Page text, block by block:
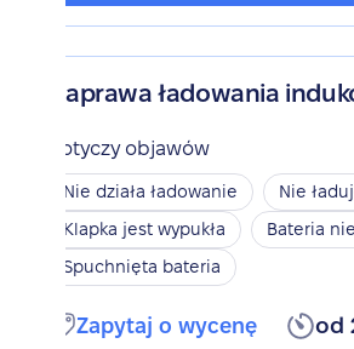
Naprawa ładowania
Dotyczy objawów
Nie działa ładowanie
Nie
Klapka jest wypukła
Bateria
Spuchnięta bateria
Zapytaj o wycenę od